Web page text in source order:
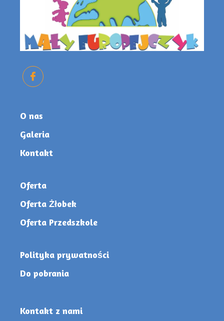
O nas
Galeria
Kontakt
Oferta
Oferta Żłobek
Oferta Przedszkole
Polityka prywatności
Do pobrania
Kontakt z nami